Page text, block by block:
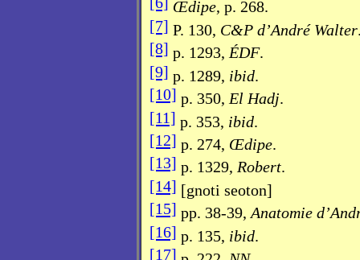
Œdipe, p. 268.
[7] P. 130, C&P d’André Walter
[8] p. 1293,ÉDF.
[9] p. 1289, ibid.
[10] p. 350,El Hadj.
[11] p. 353, ibid.
[12] p. 274, Œdipe.
[13] p. 1329, Robert.
[14] [gnoti seoton]
[15] pp. 38-39,Anatomie
[16] p. 135, ibid.
[17]